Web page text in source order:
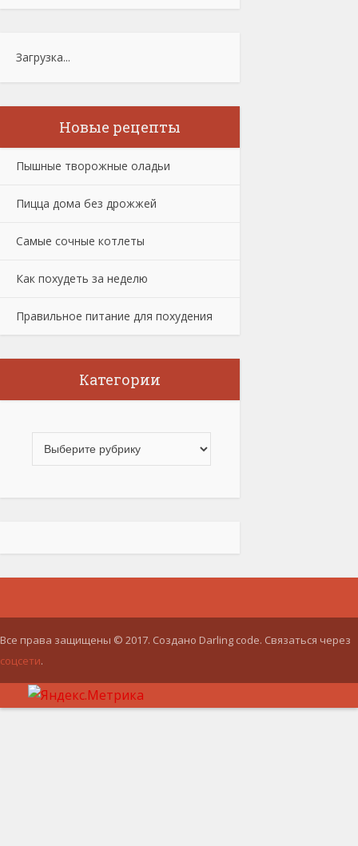
Загрузка...
Новые рецепты
Пышные творожные оладьи
Пицца дома без дрожжей
Самые сочные котлеты
Как похудеть за неделю
Правильное питание для похудения
Категории
Все права защищены © 2017. Создано Darling code. Связаться через
соцсети.